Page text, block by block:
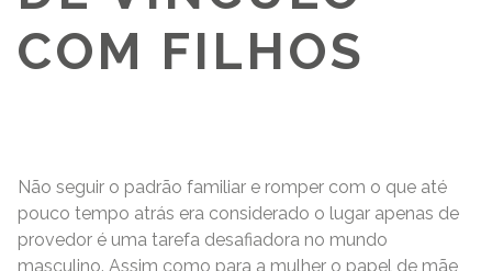
COM FILHOS
Não seguir o padrão familiar e romper com o que até
pouco tempo atrás era considerado o lugar apenas de
provedor é uma tarefa desafiadora no mundo
masculino. Assim como para a mulher o papel de mãe